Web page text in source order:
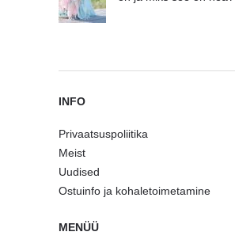
INFO
Privaatsuspoliitika
Meist
Uudised
Ostuinfo ja kohaletoimetamine
MENÜÜ